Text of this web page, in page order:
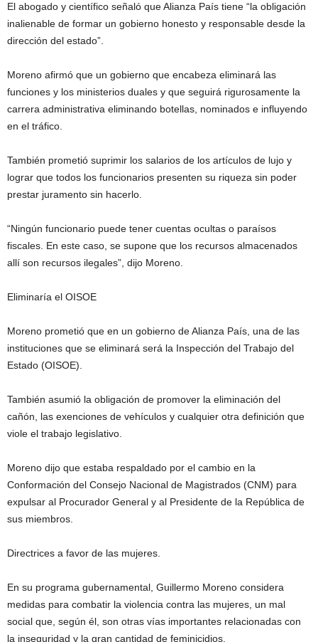
El abogado y científico señaló que Alianza País tiene “la obligación
inalienable de formar un gobierno honesto y responsable desde la
dirección del estado”.
Moreno afirmó que un gobierno que encabeza eliminará las
funciones y los ministerios duales y que seguirá rigurosamente la
carrera administrativa eliminando botellas, nominados e influyendo
en el tráfico.
También prometió suprimir los salarios de los artículos de lujo y
lograr que todos los funcionarios presenten su riqueza sin poder
prestar juramento sin hacerlo.
“Ningún funcionario puede tener cuentas ocultas o paraísos
fiscales. En este caso, se supone que los recursos almacenados
allí son recursos ilegales”, dijo Moreno.
Eliminaría el OISOE
Moreno prometió que en un gobierno de Alianza País, una de las
instituciones que se eliminará será la Inspección del Trabajo del
Estado (OISOE).
También asumió la obligación de promover la eliminación del
cañón, las exenciones de vehículos y cualquier otra definición que
viole el trabajo legislativo.
Moreno dijo que estaba respaldado por el cambio en la
Conformación del Consejo Nacional de Magistrados (CNM) para
expulsar al Procurador General y al Presidente de la República de
sus miembros.
Directrices a favor de las mujeres.
En su programa gubernamental, Guillermo Moreno considera
medidas para combatir la violencia contra las mujeres, un mal
social que, según él, son otras vías importantes relacionadas con
la inseguridad y la gran cantidad de feminicidios.